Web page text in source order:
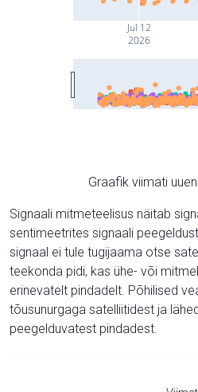
Jul 12
2026
Graafik viimati
Signaali mitmeteelisus näitab
sentimeetrites signaali
signaal ei tule tugijaama otse
teekonda pidi, kas ühe- või
erinevatelt pindadelt. Põhilised
tõusunurgaga satelliitidest ja
peegelduvatest pindadest.